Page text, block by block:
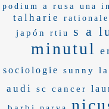
podium a rusa una in
talharie rationale
japón
rtiu s a
minutul
sociologie sunny
audi sc cancer